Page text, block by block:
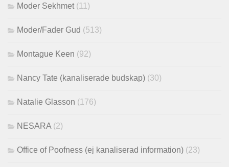
Moder Sekhmet (11)
Moder/Fader Gud (513)
Montague Keen (92)
Nancy Tate (kanaliserade budskap) (30)
Natalie Glasson (176)
NESARA (2)
Office of Poofness (ej kanaliserad information) (23)